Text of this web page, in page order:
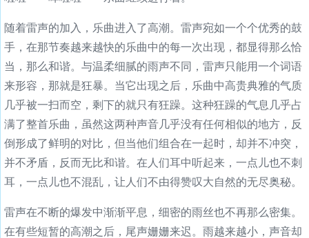
随着雷声的加入，乐曲进入了高潮。雷声宛如一个个优秀的鼓
手，在那节奏越来越快的乐曲中的每一次出现，都显得那么恰
当，那么和谐。与温柔细腻的雨声不同，雷声只能用一个词语
来形容，那就是狂暴。当它出现之后，乐曲中高贵典雅的气质
几乎被一扫而空，剩下的就只有狂躁。这种狂躁的气息几乎占
满了整首乐曲，虽然这两种声音几乎没有任何相似的地方，反
倒形成了鲜明的对比，但当他们组合在一起时，却并不冲突，
并不矛盾，反而无比和谐。在人们耳中听起来，一点儿也不刺
耳，一点儿也不混乱，让人们不由得赞叹大自然的无尽奥秘。
雷声在不断的爆发中渐渐平息，细密的雨丝也不再那么密集。
在有些短暂的高潮之后，尾声姗姗来迟。雨越来越小，声音却